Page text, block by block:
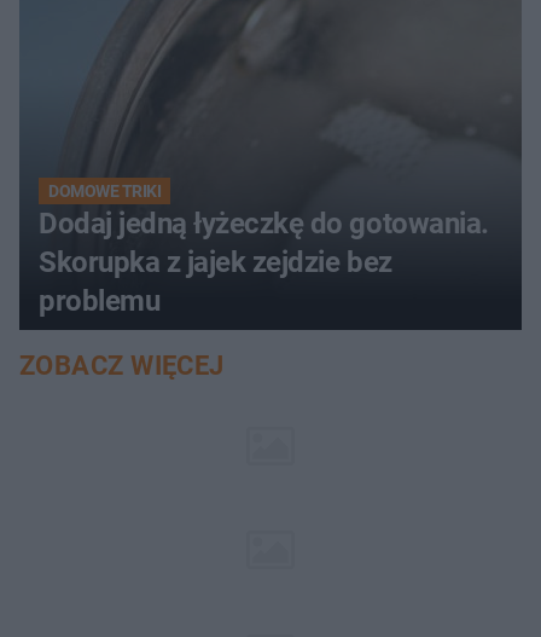
DOMOWE TRIKI
Dodaj jedną łyżeczkę do gotowania.
Skorupka z jajek zejdzie bez
problemu
ZOBACZ WIĘCEJ